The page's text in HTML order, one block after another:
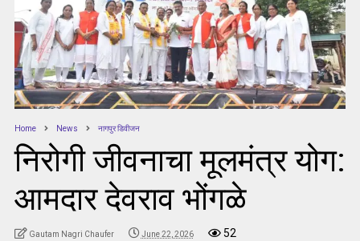
Home News नागपुर डिवीजन
निरोगी जीवनाचा मूलमंत्र योग:
आमदार देवराव भोंगळे
Gautam Nagri Chaufer June 22, 2026 52